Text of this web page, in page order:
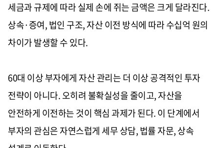
세금과 규제에 따라 실제 손에 쥐는 금액은 크게 달라진다.
상속·증여, 법인 구조, 자산 이전 방식에 따라 수십억 원의
차이가 발생할 수 있다.
60대 이상 부자에게 자산 관리는 더 이상 공격적인 투자
전략이 아니다. 오히려 불확실성을 줄이고, 자산을
안전하게 이전하는 것이 핵심 과제가 된다. 이 단계에서
부자의 관심은 자연스럽게 세무 상담, 법률 자문, 상속